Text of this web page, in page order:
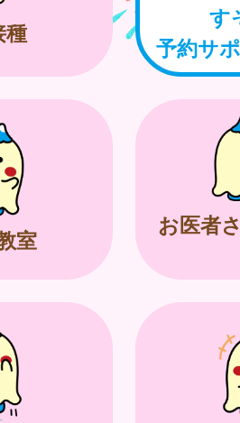
種
す
予約サ
室
お医者